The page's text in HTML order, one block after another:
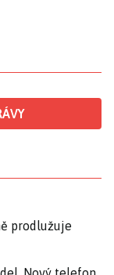
prodlužuje